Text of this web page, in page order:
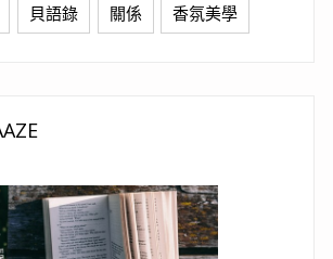
貝語錄 關係 香氛美學